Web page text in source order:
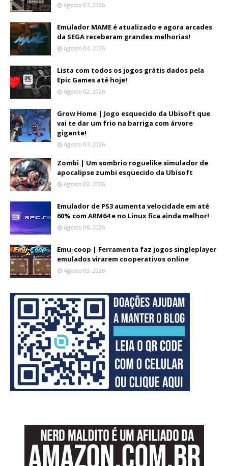
Agosto 07, 2026
Emulador MAME é atualizado e agora arcades
da SEGA receberam grandes melhorias!
Agosto 04, 2026
Lista com todos os jogos grátis dados pela
Epic Games até hoje!
Agosto 02, 2026
Grow Home | Jogo esquecido da Ubisoft que
vai te dar um frio na barriga com árvore
gigante!
Agosto 07, 2026
Zombi | Um sombrio roguelike simulador de
apocalipse zumbi esquecido da Ubisoft
Agosto 02, 2026
Emulador de PS3 aumenta velocidade em até
60% com ARM64 e no Linux fica ainda melhor!
Agosto 06, 2026
Emu-coop | Ferramenta faz jogos singleplayer
emulados virarem cooperativos online
Agosto 03, 2026